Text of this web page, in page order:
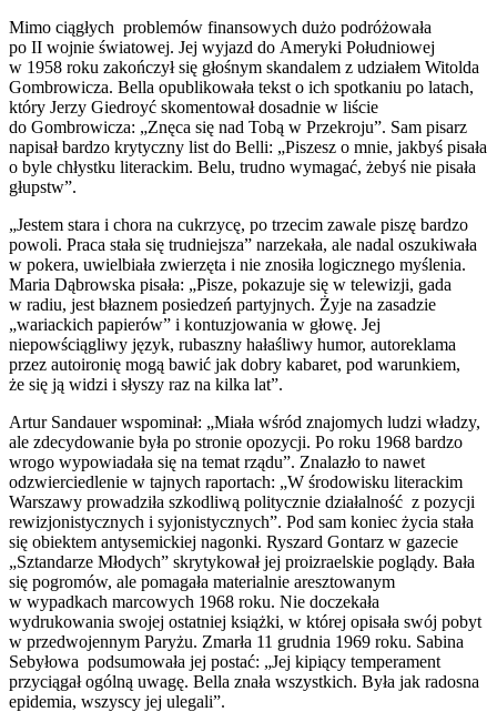
Mimo ciągłych problemów finansowych dużo podróżowała
po II wojnie światowej. Jej wyjazd do Ameryki Południowej
w 1958 roku zakończył się głośnym skandalem z udziałem Witolda
Gombrowicza. Bella opublikowała tekst o ich spotkaniu po latach,
który Jerzy Giedroyć skomentował dosadnie w liście
do Gombrowicza: „Znęca się nad Tobą w Przekroju”. Sam pisarz
napisał bardzo krytyczny list do Belli: „Piszesz o mnie, jakbyś pisała
o byle chłystku literackim. Belu, trudno wymagać, żebyś nie pisała
głupstw”.
„Jestem stara i chora na cukrzycę, po trzecim zawale piszę bardzo
powoli. Praca stała się trudniejsza” narzekała, ale nadal oszukiwała
w pokera, uwielbiała zwierzęta i nie znosiła logicznego myślenia.
Maria Dąbrowska pisała: „Pisze, pokazuje się w telewizji, gada
w radiu, jest błaznem posiedzeń partyjnych. Żyje na zasadzie
„wariackich papierów” i kontuzjowania w głowę. Jej
niepowściągliwy język, rubaszny hałaśliwy humor, autoreklama
przez autoironię mogą bawić jak dobry kabaret, pod warunkiem,
że się ją widzi i słyszy raz na kilka lat”.
Artur Sandauer wspominał: „Miała wśród znajomych ludzi władzy,
ale zdecydowanie była po stronie opozycji. Po roku 1968 bardzo
wrogo wypowiadała się na temat rządu”. Znalazło to nawet
odzwierciedlenie w tajnych raportach: „W środowisku literackim
Warszawy prowadziła szkodliwą politycznie działalność z pozycji
rewizjonistycznych i syjonistycznych”. Pod sam koniec życia stała
się obiektem antysemickiej nagonki. Ryszard Gontarz w gazecie
„Sztandarze Młodych” skrytykował jej proizraelskie poglądy. Bała
się pogromów, ale pomagała materialnie aresztowanym
w wypadkach marcowych 1968 roku. Nie doczekała
wydrukowania swojej ostatniej książki, w której opisała swój pobyt
w przedwojennym Paryżu. Zmarła 11 grudnia 1969 roku. Sabina
Sebyłowa podsumowała jej postać: „Jej kipiący temperament
przyciągał ogólną uwagę. Bella znała wszystkich. Była jak radosna
epidemia, wszyscy jej ulegali”.